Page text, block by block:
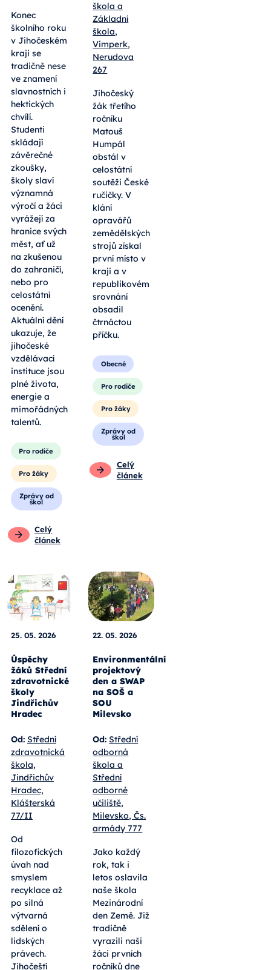
Konec
školního roku
v Jihočeském
kraji se
tradičně nese
ve znamení
slavnostních i
hektických
chvílí.
Studenti
skládají
závěrečné
zkoušky,
školy slaví
významná
výročí a žáci
vyrážejí za
hranice svých
měst, ať už
na zkušenou
do zahraničí,
nebo pro
celostátní
ocenění.
Aktuální dění
ukazuje, že
jihočeské
vzdělávací
instituce jsou
plné života,
energie a
mimořádných
talentů.
Pro rodiče
Pro žáky
Zprávy od
škol
Celý
článek
škola a
Základní
škola,
Vimperk,
Nerudova
267
Jihočeský
žák třetího
ročníku
Matouš
Humpál
obstál v
celostátní
soutěži České
ručičky. V
klání
opravářů
zemědělských
strojů získal
první místo v
kraji a v
republikovém
srovnání
obsadil
čtrnáctou
příčku.
Obecné
Pro rodiče
Pro žáky
Zprávy od
škol
Celý
článek
25. 05. 2026
Úspěchy
žáků Střední
zdravotnické
školy
Jindřichův
Hradec
Od: Střední
zdravotnická
škola,
Jindřichův
Hradec,
Klášterská
77/II
Od
filozofických
úvah nad
smyslem
recyklace až
po silná
výtvarná
sdělení o
lidských
právech.
Jihočeští
22. 05. 2026
Environmentální
projektový
den a SWAP
na SOŠ a
SOU
Milevsko
Od: Střední
odborná
škola a
Střední
odborné
učiliště,
Milevsko, Čs.
armády 777
Jako každý
rok, tak i
letos oslavila
naše škola
Mezinárodní
den Země. Již
tradičně
vyrazili naši
žáci prvních
ročníků dne